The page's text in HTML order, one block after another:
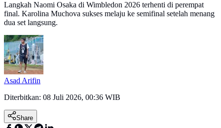
Langkah Naomi Osaka di Wimbledon 2026 terhenti di perempat
final. Karolina Muchova sukses melaju ke semifinal setelah menang
dua set langsung.
Asad Arifin
Diterbitkan: 08 Juli 2026, 00:36 WIB
Share